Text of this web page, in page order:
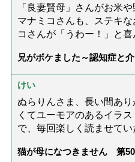
所.平成24年ワ第159号）
「争う」とし、「適正，
では虚偽は到底必要である
員の方々の姿がありました。 （控訴 名古屋高
後に刑事告発したところ
た。（時効で不起訴） 近年、再審請求しました。 再
審請求では当然に憲法違
「憲法違反の記載がない
一小法廷）（日弁連経歴者所属） 絶望と
みです。 日本は、法による支配（人権擁護）していま
報告を心待ちにしていま
やかにお過ごしください
す☆*゜
「良妻賢母」さんがお米
マナミコさんも、ステキ
コさんが「うわー！」と
す。 お二人とも良いお友達
兄がボケました～認知症と
が届きました」
けい
ぬらりんさま、長い間あ
くてユーモアのあるイラ
で、毎回楽しく読ませて
がないのが寂しくてたまり
猫が母になつきません 第